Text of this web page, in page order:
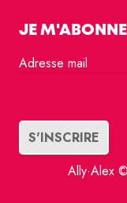
JE
Adresse mail
Ally·Alex